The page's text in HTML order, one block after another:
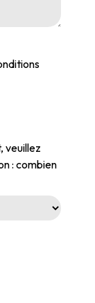
veuillez
: combien